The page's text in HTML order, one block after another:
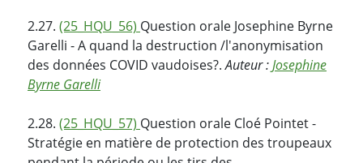
2.27. (25_HQU_56) Question orale Josephine Byrne
Garelli - A quand la destruction /l'anonymisation
des données COVID vaudoises?.Auteur :Josephine
Byrne Garelli
2.28. (25_HQU_57) Question orale Cloé Pointet -
Stratégie en matière de protection des troupeaux